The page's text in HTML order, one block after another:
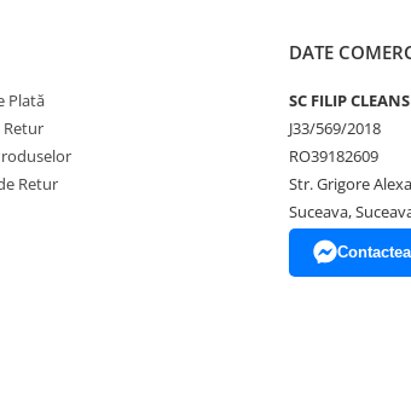
Plată
Retur
Retur
DATE
SC FILIP
J33/569/2018
RO39182609
Str. Grigore
Suceava,